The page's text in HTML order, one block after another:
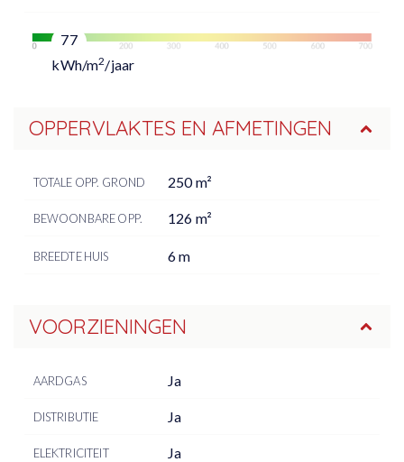
77
kWh/m2/jaar
OPPERVLAKTES EN AFMETINGEN
TOTALE OPP. GROND 250 m²
BEWOONBARE OPP. 126 m²
BREEDTE HUIS 6 m
VOORZIENINGEN
AARDGAS Ja
DISTRIBUTIE Ja
ELEKTRICITEIT Ja